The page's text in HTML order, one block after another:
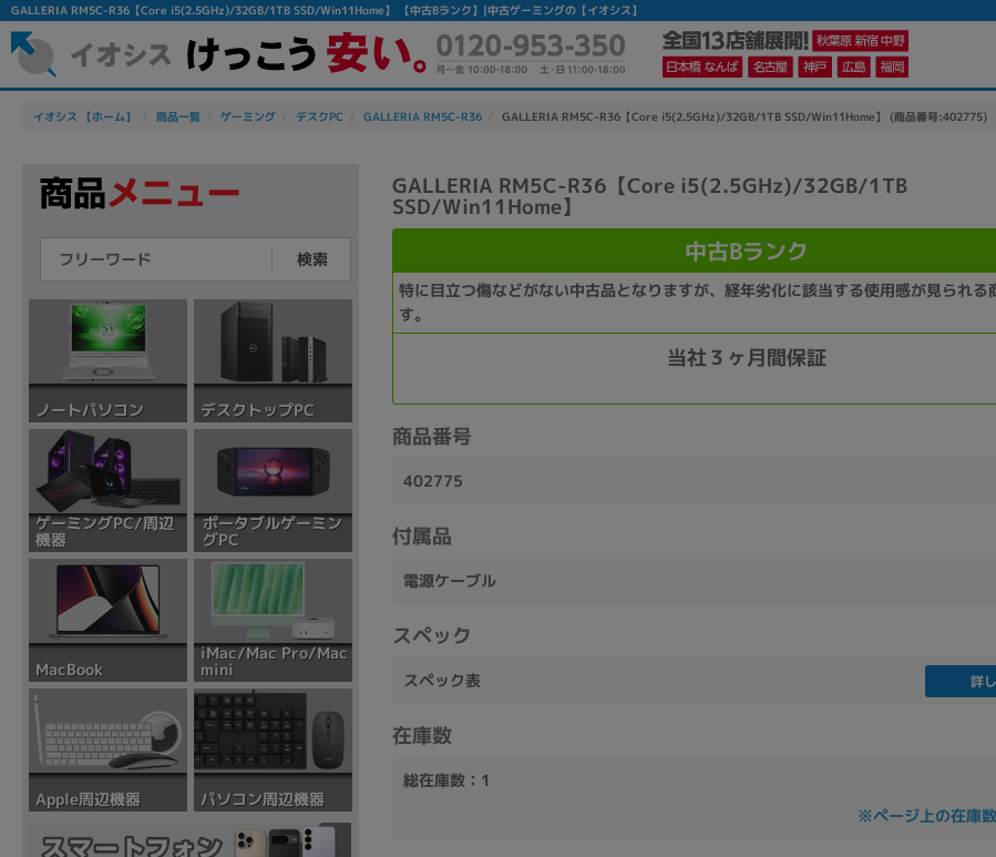
GALLERIA RM5C-R36【Core i5(2.5GHz)/32GB/1TB SSD/Win11Home】 【中古Bランク】|中古ゲーミングの【イオシス】
イオシス 【ホーム】 商品一覧 ゲーミング デスクPC GALLERIA RM5C-R36 GALLERIA RM5C-R36【Core i5(2.5GHz)/32GB/1TB SSD/Win11Home】 (商品番号:402775)
GALLERIA RM5C-R36【Core i5(2.5GHz)/32GB/1TB
SSD/Win11Home】
中古Bランク
特に目立つ傷などがない中古品となりますが、経年劣化に該当する使用感が見られる
す。
当社３ヶ月間保証
商品番号
402775
付属品
電源ケーブル
スペック
スペック表 詳
在庫数
総在庫数：1
※ページ上の在庫
検索
ノートパソコン デスクトップPC
ゲーミングPC/周辺
機器
ポータブルゲーミン
グPC
MacBook
iMac/Mac Pro/Mac
mini
Apple周辺機器 パソコン周辺機器